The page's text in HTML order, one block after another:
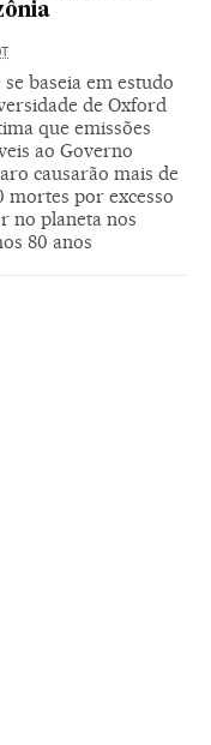
baseia em estudo
de Oxford
que emissões
ao Governo
causarão mais de
mortes por excesso
no planeta nos
80 anos